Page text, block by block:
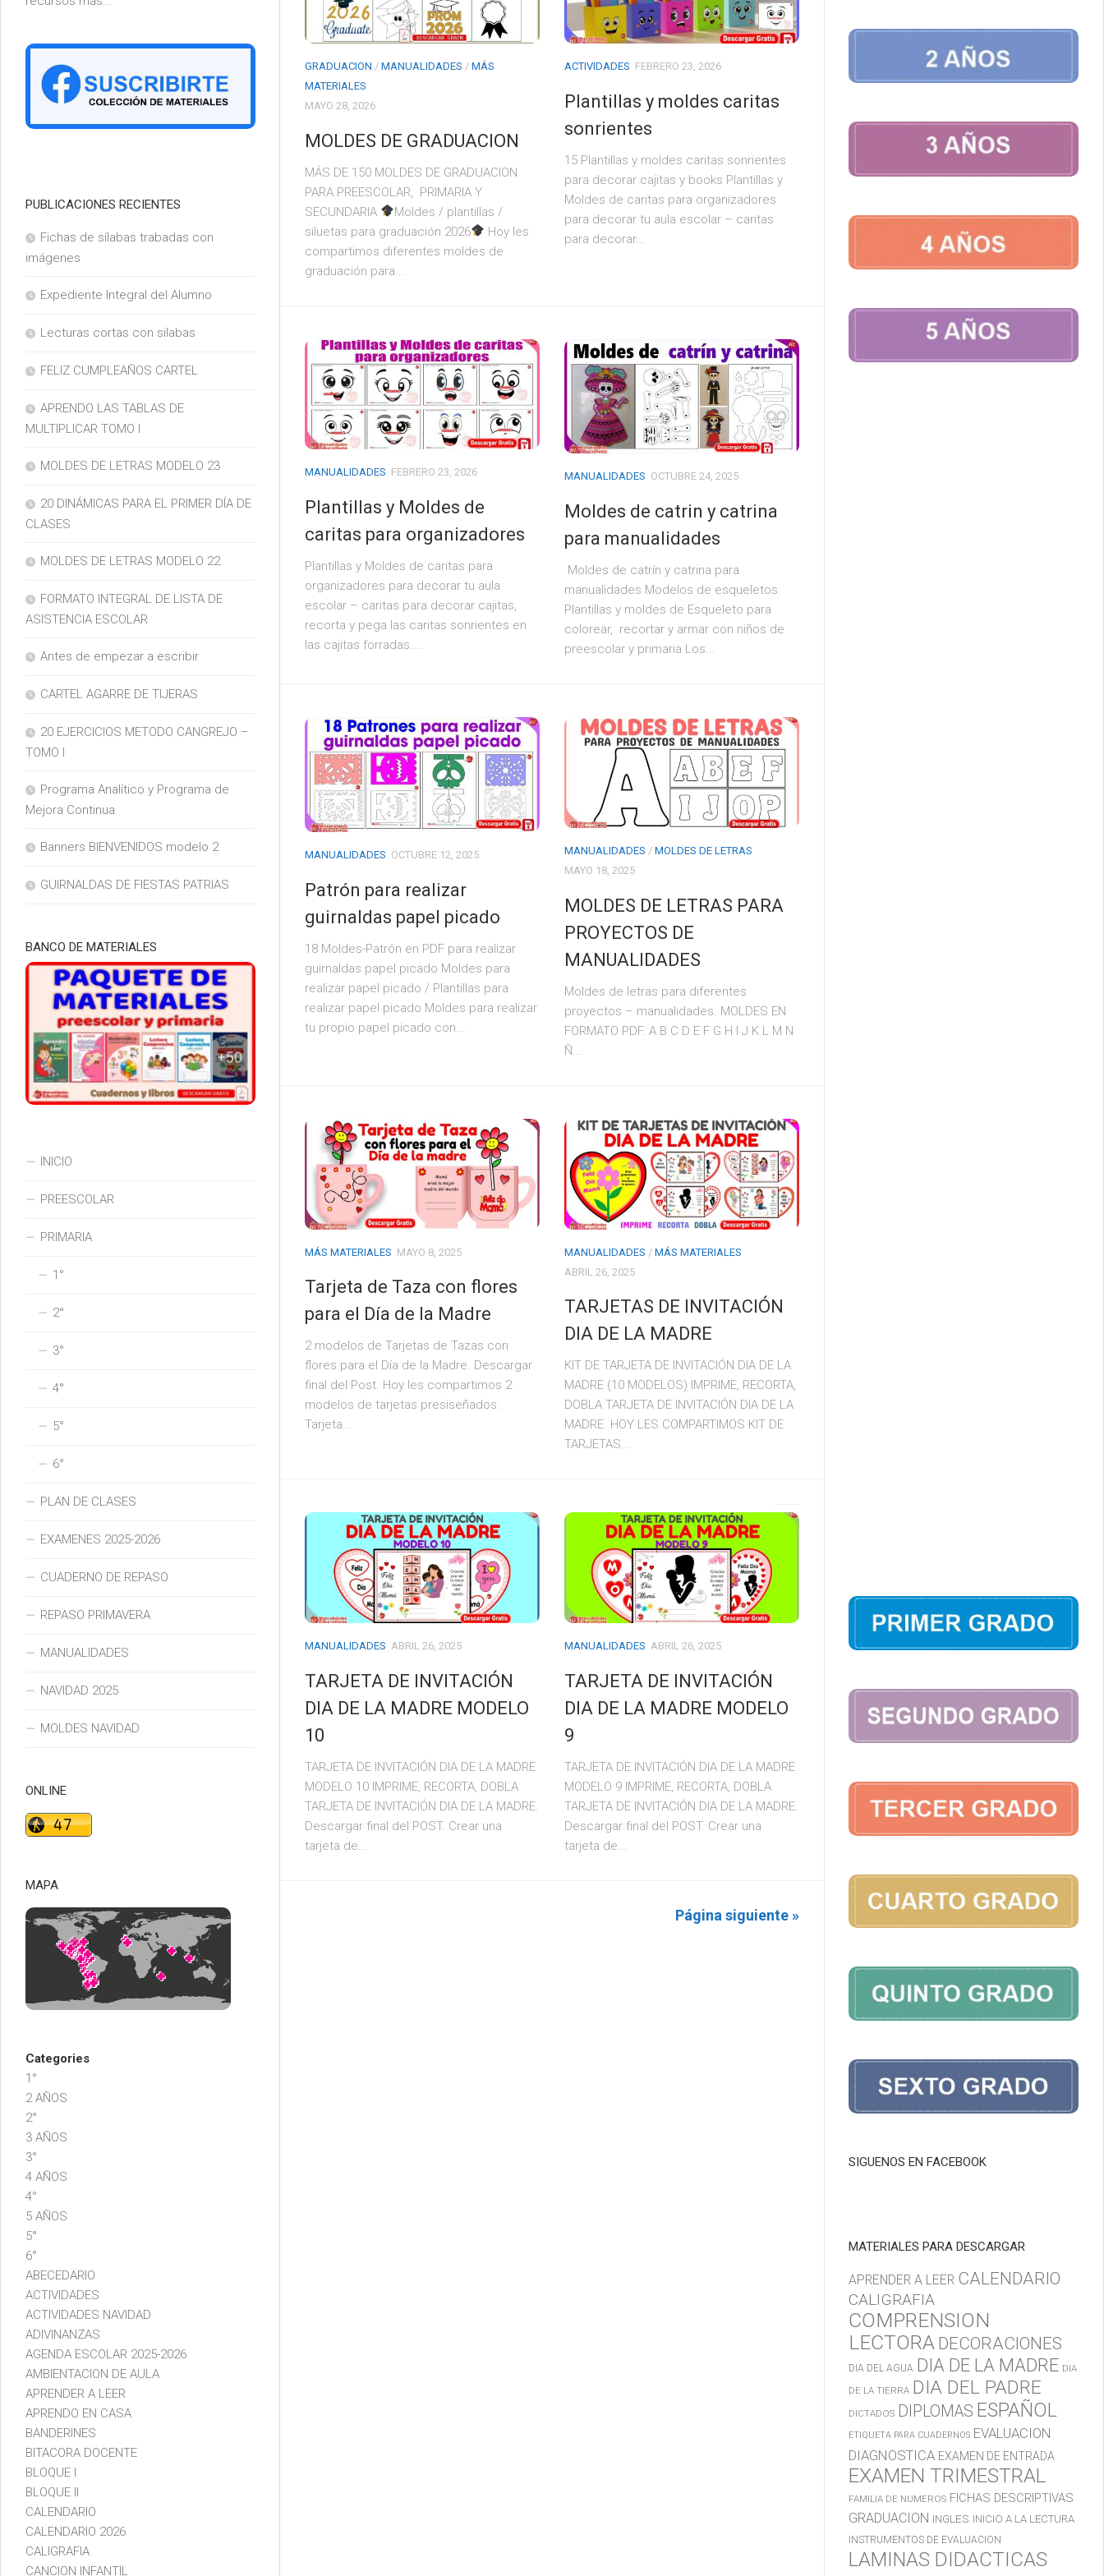
GRADUACION / MANUALIDADES / MÁS
MATERIALES
MAYO 28, 2026
MOLDES DE GRADUACION
MÁS DE 150 MOLDES DE GRADUACION
PARA PREESCOLAR, PRIMARIA Y
SECUNDARIA
Moldes / plantillas /
siluetas para graduación 2026
Hoy les
compartimos diferentes moldes de
graduación para...
ACTIVIDADES FEBRERO 23, 2026
Plantillas y moldes caritas
sonrientes
15 Plantillas y moldes caritas sonrientes
para decorar cajitas y books Plantillas y
Moldes de caritas para organizadores
para decorar tu aula escolar – caritas
para decorar...
MANUALIDADES FEBRERO 23, 2026
Plantillas y Moldes de
caritas para organizadores
Plantillas y Moldes de caritas para
organizadores para decorar tu aula
escolar – caritas para decorar cajitas,
recorta y pega las caritas sonrientes en
las cajitas forradas....
MANUALIDADES OCTUBRE 24, 2025
Moldes de catrin y catrina
para manualidades
Moldes de catrín y catrina para
manualidades Modelos de esqueletos.
Plantillas y moldes de Esqueleto para
colorear, recortar y armar con niños de
preescolar y primaria Los...
MANUALIDADES OCTUBRE 12, 2025
Patrón para realizar
guirnaldas papel picado
18 Moldes-Patrón en PDF para realizar
guirnaldas papel picado Moldes para
realizar papel picado / Plantillas para
realizar papel picado Moldes para realizar
tu propio papel picado con...
MANUALIDADES / MOLDES DE LETRAS
MAYO 18, 2025
MOLDES DE LETRAS PARA
PROYECTOS DE
MANUALIDADES
Moldes de letras para diferentes
proyectos – manualidades. MOLDES EN
FORMATO PDF. A B C D E F G H I J K L M N
Ñ...
MÁS MATERIALES MAYO 8, 2025
Tarjeta de Taza con flores
para el Día de la Madre
2 modelos de Tarjetas de Tazas con
flores para el Día de la Madre. Descargar
final del Post. Hoy les compartimos 2
modelos de tarjetas presiseñados.
Tarjeta...
MANUALIDADES / MÁS MATERIALES
ABRIL 26, 2025
TARJETAS DE INVITACIÓN
DIA DE LA MADRE
KIT DE TARJETA DE INVITACIÓN DIA DE LA
MADRE (10 MODELOS) IMPRIME, RECORTA,
DOBLA TARJETA DE INVITACIÓN DIA DE LA
MADRE. HOY LES COMPARTIMOS KIT DE
TARJETAS...
MANUALIDADES ABRIL 26, 2025
TARJETA DE INVITACIÓN
DIA DE LA MADRE MODELO
10
TARJETA DE INVITACIÓN DIA DE LA MADRE
MODELO 10 IMPRIME, RECORTA, DOBLA
TARJETA DE INVITACIÓN DIA DE LA MADRE.
Descargar final del POST. Crear una
tarjeta de...
MANUALIDADES ABRIL 26, 2025
TARJETA DE INVITACIÓN
DIA DE LA MADRE MODELO
9
TARJETA DE INVITACIÓN DIA DE LA MADRE
MODELO 9 IMPRIME, RECORTA, DOBLA
TARJETA DE INVITACIÓN DIA DE LA MADRE.
Descargar final del POST. Crear una
tarjeta de...
Página siguiente »
PUBLICACIONES RECIENTES
Fichas de sílabas trabadas con
imágenes
Expediente Integral del Alumno
Lecturas cortas con silabas
FELIZ CUMPLEAÑOS CARTEL
APRENDO LAS TABLAS DE
MULTIPLICAR TOMO I
MOLDES DE LETRAS MODELO 23
20 DINÁMICAS PARA EL PRIMER DÍA DE
CLASES
MOLDES DE LETRAS MODELO 22
FORMATO INTEGRAL DE LISTA DE
ASISTENCIA ESCOLAR
Antes de empezar a escribir
CARTEL AGARRE DE TIJERAS
20 EJERCICIOS METODO CANGREJO –
TOMO I
Programa Analítico y Programa de
Mejora Continua
Banners BIENVENIDOS modelo 2
GUIRNALDAS DE FIESTAS PATRIAS
BANCO DE MATERIALES
INICIO
PREESCOLAR
PRIMARIA
1°
2°
3°
4°
5°
6°
PLAN DE CLASES
EXAMENES 2025-2026
CUADERNO DE REPASO
REPASO PRIMAVERA
MANUALIDADES
NAVIDAD 2025
MOLDES NAVIDAD
ONLINE
MAPA
Categories
1°
2 AÑOS
2°
3 AÑOS
3°
4 AÑOS
4°
5 AÑOS
5°
6°
ABECEDARIO
ACTIVIDADES
ACTIVIDADES NAVIDAD
ADIVINANZAS
AGENDA ESCOLAR 2025-2026
AMBIENTACION DE AULA
APRENDER A LEER
APRENDO EN CASA
BANDERINES
BITACORA DOCENTE
BLOQUE I
BLOQUE II
CALENDARIO
CALENDARIO 2026
CALIGRAFIA
CANCION INFANTIL
SIGUENOS EN FACEBOOK
MATERIALES PARA DESCARGAR
APRENDER A LEER CALENDARIO
CALIGRAFIA
COMPRENSION
LECTORA DECORACIONES
DIA DEL AGUA DIA DE LA MADRE DIA
DE LA TIERRA DIA DEL PADRE
DICTADOS DIPLOMAS ESPAÑOL
ETIQUETA PARA CUADERNOS EVALUACION
DIAGNOSTICA EXAMEN DE ENTRADA
EXAMEN TRIMESTRAL
FAMILIA DE NUMEROS FICHAS DESCRIPTIVAS
GRADUACION INGLES INICIO A LA LECTURA
INSTRUMENTOS DE EVALUACION
LAMINAS DIDACTICAS